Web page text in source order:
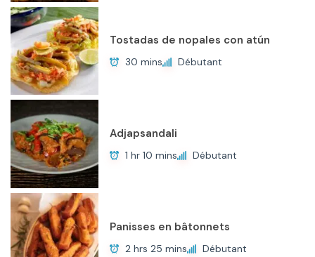
Tostadas de nopales con atún
30 mins Débutant
Adjapsandali
1 hr 10 mins Débutant
Panisses en bâtonnets
2 hrs 25 mins Débutant